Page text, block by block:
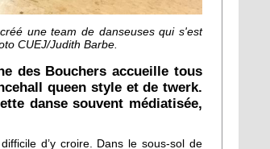
une team de danseuses qui s'est
CUEJ/Judith Barbe.
des Bouchers accueille tous
queen style et de twerk.
danse souvent médiatisée,
d’y croire. Dans le sous-sol de